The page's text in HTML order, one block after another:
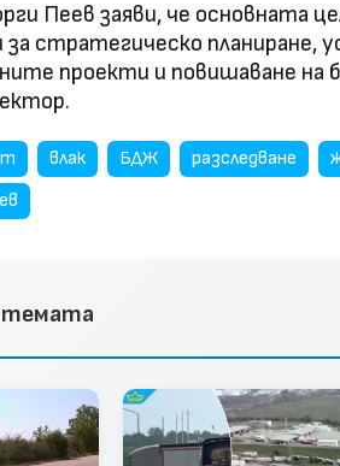
Пеев заяви, че основната
стратегическо планиране,
проекти и повишаване на
влак БДЖ разследване